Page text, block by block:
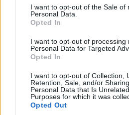
consent section.
I want to opt-out of the Sale of
Personal Data.
Opted In
I want to opt-out of processing
Personal Data for Targeted
Opted In
I want to opt-out of Collection,
Retention, Sale, and/or
Personal Data that Is
Purposes for which it was
Opted Out